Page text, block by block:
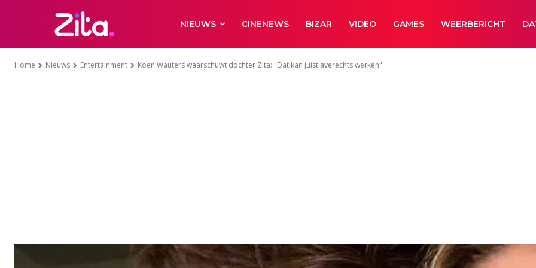
NIEUWS CINENEWS BIZAR VIDEO GAMES WEERBERICHT
Home Nieuws Entertainment Koen Wauters waarschuwt dochter Zita: "Dat kan juist averechts werken"